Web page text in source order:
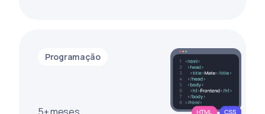
Programação